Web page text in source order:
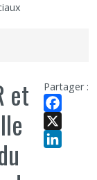
Partager :
Facebook
X
et